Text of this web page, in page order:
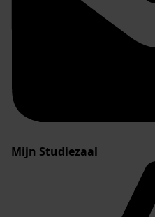
Mijn Studiezaal